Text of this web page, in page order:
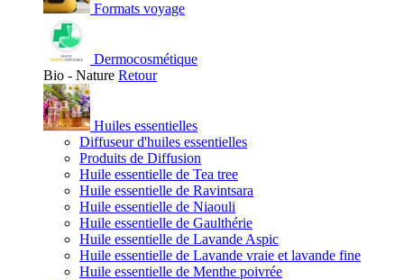
Formats voyage
Dermocosmétique
Bio - Nature Retour
Huiles essentielles
Diffuseur d'huiles essentielles
Produits de Diffusion
Huile essentielle de Tea tree
Huile essentielle de Ravintsara
Huile essentielle de Niaouli
Huile essentielle de Gaulthérie
Huile essentielle de Lavande Aspic
Huile essentielle de Lavande vraie et lavande fine
Huile essentielle de Menthe poivrée